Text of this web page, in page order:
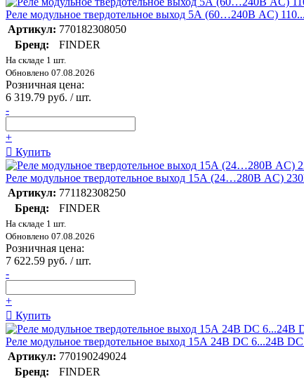
Реле модульное твердотельное выход 5А (60…240В AC)
Артикул: 770182308050
Бренд:
FINDER
На складе 1 шт.
Обновлено 07.08.2026
Розничная цена:
6 319.79 руб. / шт.
-
+
Купить
Реле модульное твердотельное выход 15А (24…280В AC)
Артикул: 771182308250
Бренд:
FINDER
На складе 1 шт.
Обновлено 07.08.2026
Розничная цена:
7 622.59 руб. / шт.
-
+
Купить
Реле модульное твердотельное выход 15А 24В DC 6...24В
Артикул: 770190249024
Бренд:
FINDER